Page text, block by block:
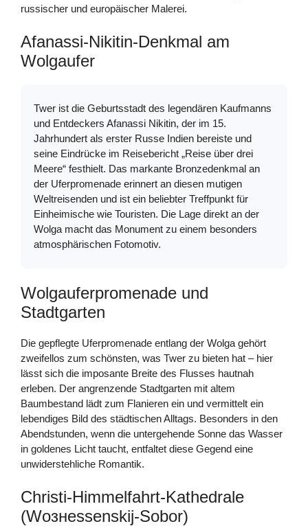
russischer und europäischer Malerei.
Afanassi-Nikitin-Denkmal am
Wolgaufer
Twer ist die Geburtsstadt des legendären Kaufmanns
und Entdeckers Afanassi Nikitin, der im 15.
Jahrhundert als erster Russe Indien bereiste und
seine Eindrücke im Reisebericht „Reise über drei
Meere“ festhielt. Das markante Bronzedenkmal an
der Uferpromenade erinnert an diesen mutigen
Weltreisenden und ist ein beliebter Treffpunkt für
Einheimische wie Touristen. Die Lage direkt an der
Wolga macht das Monument zu einem besonders
atmosphärischen Fotomotiv.
Wolgauferpromenade und
Stadtgarten
Die gepflegte Uferpromenade entlang der Wolga gehört
zweifellos zum schönsten, was Twer zu bieten hat – hier
lässt sich die imposante Breite des Flusses hautnah
erleben. Der angrenzende Stadtgarten mit altem
Baumbestand lädt zum Flanieren ein und vermittelt ein
lebendiges Bild des städtischen Alltags. Besonders in den
Abendstunden, wenn die untergehende Sonne das Wasser
in goldenes Licht taucht, entfaltet diese Gegend eine
unwiderstehliche Romantik.
Christi-Himmelfahrt-Kathedrale
(Wознessenskij-Sobor)